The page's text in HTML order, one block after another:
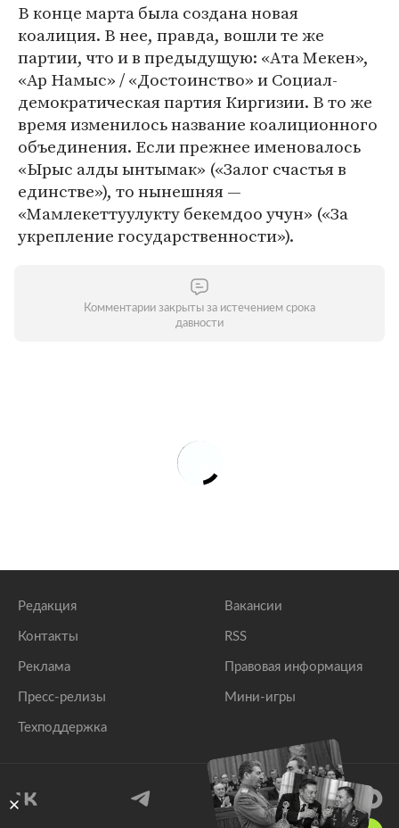
В конце марта была создана новая
коалиция. В нее, правда, вошли те же
партии, что и в предыдущую: «Ата Мекен»,
«Ар Намыс» / «Достоинство» и Социал-
демократическая партия Киргизии. В то же
время изменилось название коалиционного
объединения. Если прежнее именовалось
«Ырыс алды ынтымак» («Залог счастья в
единстве»), то нынешняя —
«Мамлекеттуулукту бекемдоо учун» («За
укрепление государственности»).
Комментарии закрыты за истечением срока
давности
Редакция
Контакты
Реклама
Пресс-релизы
Техподдержка
Вакансии
RSS
Правовая информация
Мини-игры